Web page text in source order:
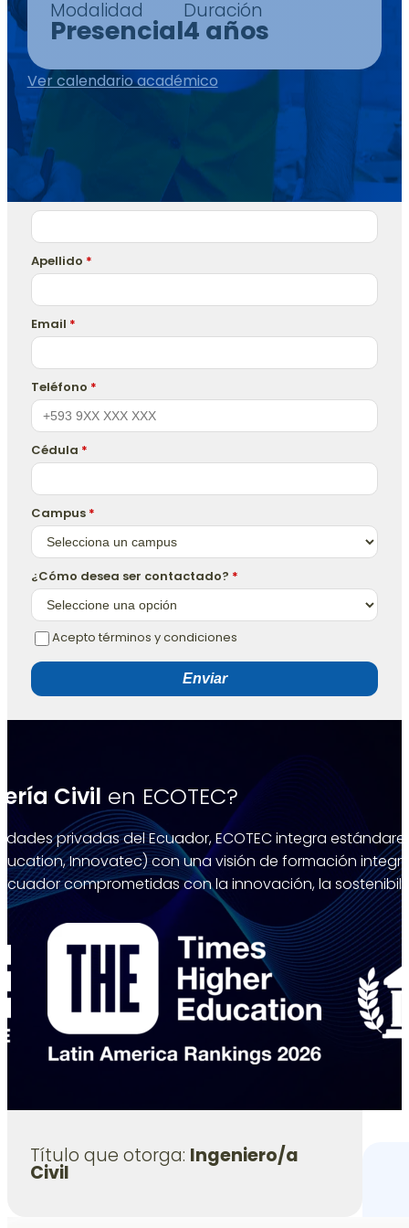
Modalidad
Presencial
Duración
4 años
Ver calendario académico
Nombre*
Apellido *
Email *
Teléfono *
Cédula *
Campus *
¿Cómo desea ser contactado? *
Acepto términos y condiciones
Enviar
Civil en ECOTEC?
privadas del Ecuador, ECOTEC integra
Innovatec) con una visión de formación
comprometidas con la innovación, la
Título que otorga: Ingeniero/a
Civil